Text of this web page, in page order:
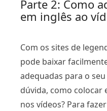
Parte 2: Como
em inglês ao
Com os sites de
pode baixar
adequadas para o
dúvida, como colocar
nos vídeos? Para